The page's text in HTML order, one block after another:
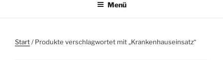
Menü
Start/ Produkte verschlagwortet mit „Krankenhauseinsatz“